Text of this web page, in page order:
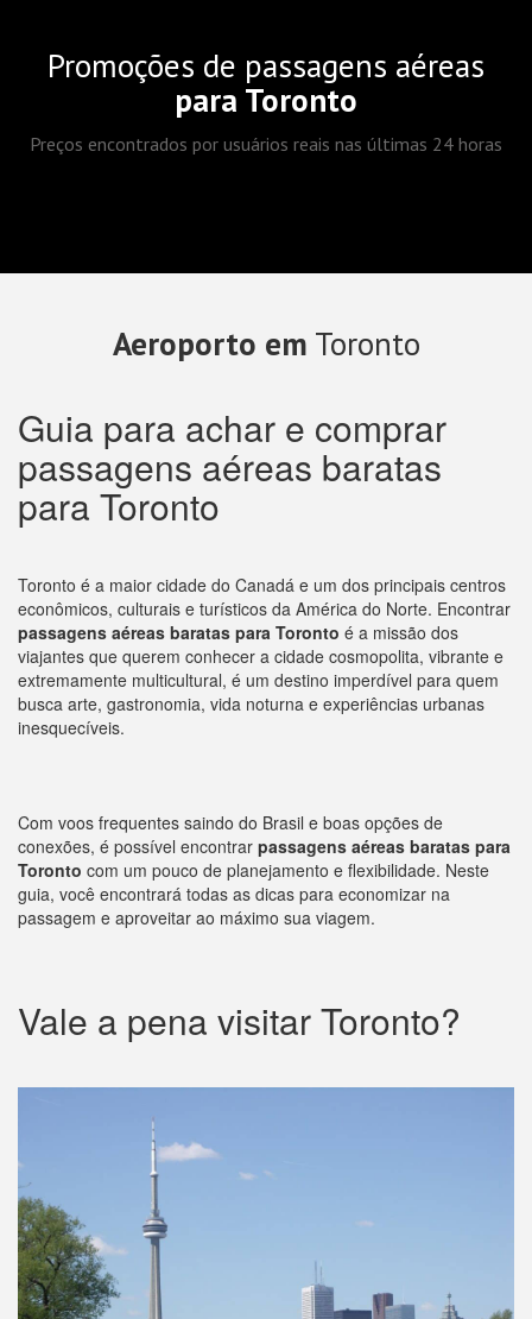
Promoções de passagens aéreas
para Toronto
Preços encontrados por usuários reais nas últimas 24 horas
Aeroporto em Toronto
Guia para achar e comprar
passagens aéreas baratas
para Toronto
Toronto é a maior cidade do Canadá e um dos principais centros
econômicos, culturais e turísticos da América do Norte. Encontrar
passagens aéreas baratas para Toronto é a missão dos
viajantes que querem conhecer a cidade cosmopolita, vibrante e
extremamente multicultural, é um destino imperdível para quem
busca arte, gastronomia, vida noturna e experiências urbanas
inesquecíveis.
Com voos frequentes saindo do Brasil e boas opções de
conexões, é possível encontrar passagens aéreas baratas para
Toronto com um pouco de planejamento e flexibilidade. Neste
guia, você encontrará todas as dicas para economizar na
passagem e aproveitar ao máximo sua viagem.
Vale a pena visitar Toronto?